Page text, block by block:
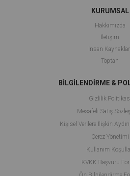
KURUMSAL
Hakkımızda
İletişim
İnsan
Toptan
BİLGİLENDİRME &
Gizlilik
Mesafeli Satış
Kişisel Verilere İlişkin
Çerez Yönetimi
Kullanım
KVKK Başvuru